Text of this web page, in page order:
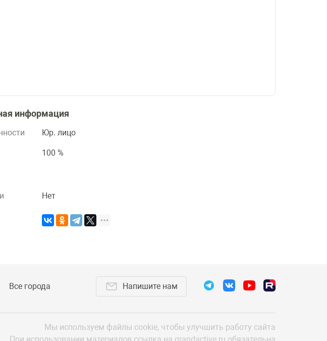
информация
Юр. лицо
100 %
Нет
Все города Напишите нам
Мы используем файлы cookie, чтобы улучшить работу сайта